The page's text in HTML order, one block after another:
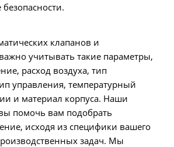
клапанов и
учитывать такие параметры,
расход воздуха, тип
управления, температурный
и материал корпуса. Наши
помочь вам подобрать
исходя из специфики вашего
задач. Мы